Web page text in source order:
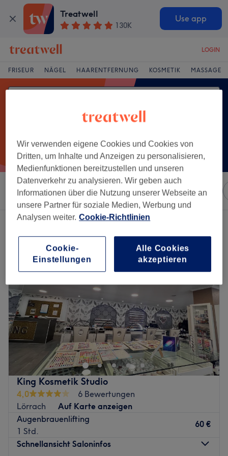
Treatwell
130K
Use app
LOGIN
FRISEUR NÄGEL HAARENTFERNUNG KOSMETIK MASSAGE
Sortieren nach Marken Salons Expressangebote
Ein Salon, der anbietet: augenbrauenlaminierung in Lörrach
King Kosmetik Studio
4,0
6 Bewertungen
Lörrach
Auf Karte anzeigen
Augenbrauenlifting
1 Std.
60 €
Schnellansicht Saloninfos
Wir verwenden eigene Cookies und Cookies von
Dritten, um Inhalte und Anzeigen zu personalisieren,
Medienfunktionen bereitzustellen und unseren
Datenverkehr zu analysieren. Wir geben auch
Informationen über die Nutzung unserer Webseite an
unsere Partner für soziale Medien, Werbung und
Analysen weiter. Cookie-Richtlinien
Cookie-
Einstellungen
Alle Cookies
akzeptieren